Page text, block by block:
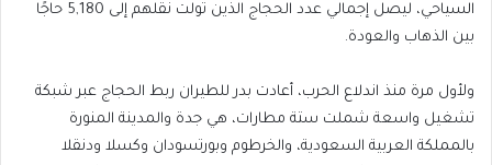
السياحي، ليصل إجمالي عدد الحجاج الذين تولت نقلهم إلى 5,180 حاجًا
بين الذهاب والعودة.
ولأول مرة منذ اندلاع الحرب، أعادت بدر للطيران ربط الحجاج عبر شبكة
تشغيل واسعة شملت ستة مطارات، هي جدة والمدينة المنورة
بالمملكة العربية السعودية، والخرطوم وبورتسودان وكسلا ودنقلا